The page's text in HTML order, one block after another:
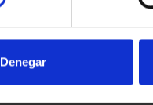
Denegar